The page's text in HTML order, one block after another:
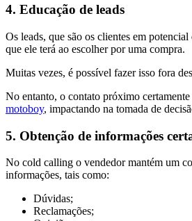
4. Educação de leads
Os leads, que são os clientes em
que ele terá ao escolher por uma compra.
Muitas vezes, é possível fazer isso fora
No entanto, o contato próximo
motoboy, impactando na tomada de
5. Obtenção de informações
No cold calling o vendedor mantém um
informações, tais como:
Dúvidas;
Reclamações;